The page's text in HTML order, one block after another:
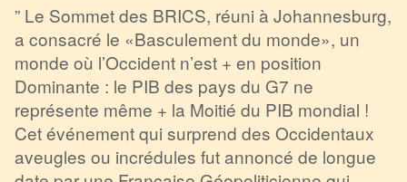
” Le Sommet des BRICS, réuni à Johannesburg,
a consacré le «Basculement du monde», un
monde où l’Occident n’est + en position
Dominante : le PIB des pays du G7 ne
représente même + la Moitié du PIB mondial !
Cet événement qui surprend des Occidentaux
aveugles ou incrédules fut annoncé de longue